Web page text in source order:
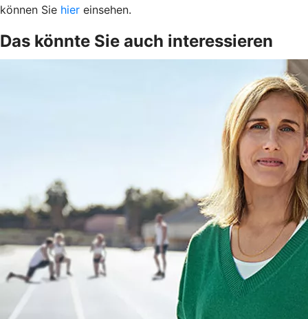
können Sie hier einsehen.
Das könnte Sie auch interessieren